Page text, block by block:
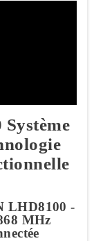
LHD8100 -
MHz